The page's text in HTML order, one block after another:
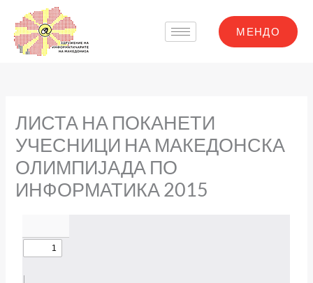
content
МЕНДО
ЛИСТА НА ПОКАНЕТИ
УЧЕСНИЦИ НА МАКЕДОНСКА
ОЛИМПИЈАДА ПО
ИНФОРМАТИКА 2015